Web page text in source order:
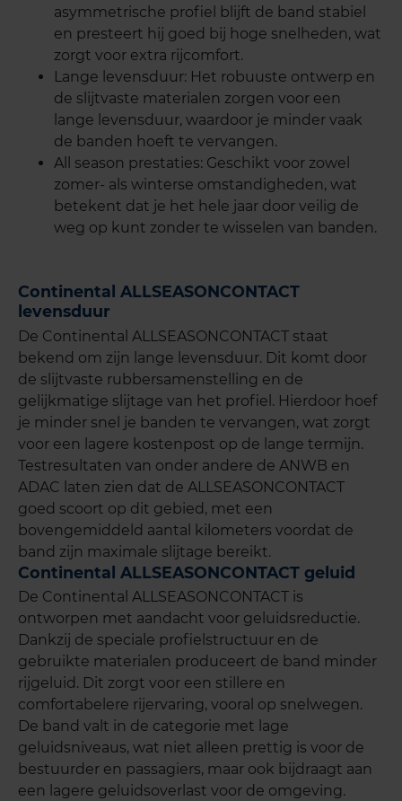
asymmetrische profiel blijft de band stabiel
en presteert hij goed bij hoge snelheden, wat
zorgt voor extra rijcomfort.
Lange levensduur: Het robuuste ontwerp en
de slijtvaste materialen zorgen voor een
lange levensduur, waardoor je minder vaak
de banden hoeft te vervangen.
All season prestaties: Geschikt voor zowel
zomer- als winterse omstandigheden, wat
betekent dat je het hele jaar door veilig de
weg op kunt zonder te wisselen van banden.
Continental ALLSEASONCONTACT
levensduur
De Continental ALLSEASONCONTACT staat
bekend om zijn lange levensduur. Dit komt door
de slijtvaste rubbersamenstelling en de
gelijkmatige slijtage van het profiel. Hierdoor hoef
je minder snel je banden te vervangen, wat zorgt
voor een lagere kostenpost op de lange termijn.
Testresultaten van onder andere de ANWB en
ADAC laten zien dat de ALLSEASONCONTACT
goed scoort op dit gebied, met een
bovengemiddeld aantal kilometers voordat de
band zijn maximale slijtage bereikt.
Continental ALLSEASONCONTACT geluid
De Continental ALLSEASONCONTACT is
ontworpen met aandacht voor geluidsreductie.
Dankzij de speciale profielstructuur en de
gebruikte materialen produceert de band minder
rijgeluid. Dit zorgt voor een stillere en
comfortabelere rijervaring, vooral op snelwegen.
De band valt in de categorie met lage
geluidsniveaus, wat niet alleen prettig is voor de
bestuurder en passagiers, maar ook bijdraagt aan
een lagere geluidsoverlast voor de omgeving.